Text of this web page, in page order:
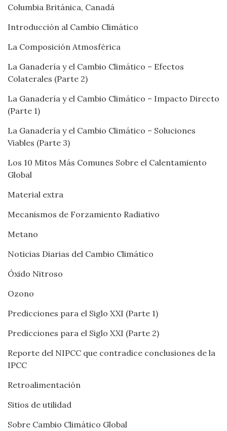
Columbia Británica, Canadá
Introducción al Cambio Climático
La Composición Atmosférica
La Ganadería y el Cambio Climático – Efectos
Colaterales (Parte 2)
La Ganadería y el Cambio Climático – Impacto Directo
(Parte 1)
La Ganadería y el Cambio Climático – Soluciones
Viables (Parte 3)
Los 10 Mitos Más Comunes Sobre el Calentamiento
Global
Material extra
Mecanismos de Forzamiento Radiativo
Metano
Noticias Diarias del Cambio Climático
Óxido Nitroso
Ozono
Predicciones para el Siglo XXI (Parte 1)
Predicciones para el Siglo XXI (Parte 2)
Reporte del NIPCC que contradice conclusiones de la
IPCC
Retroalimentación
Sitios de utilidad
Sobre Cambio Climático Global